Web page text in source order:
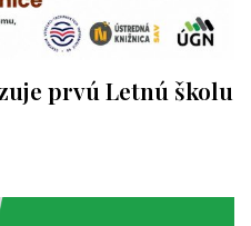
prvú Letnú školu